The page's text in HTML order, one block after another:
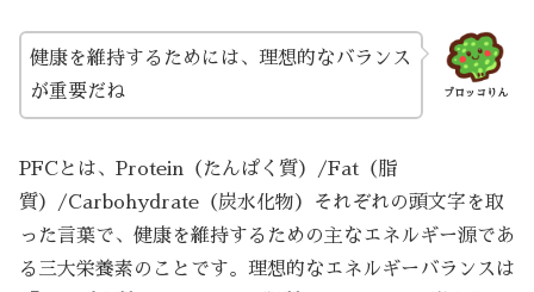
ブロッコりん
健康を維持するためには、理想的なバランス
が重要だね
PFCとは、Protein（たんぱく質）/Fat（脂
質）/Carbohydrate（炭水化物）それぞれの頭文字を取
った言葉で、健康を維持するための主なエネルギー源であ
る三大栄養素のことです。理想的なエネルギーバランスは